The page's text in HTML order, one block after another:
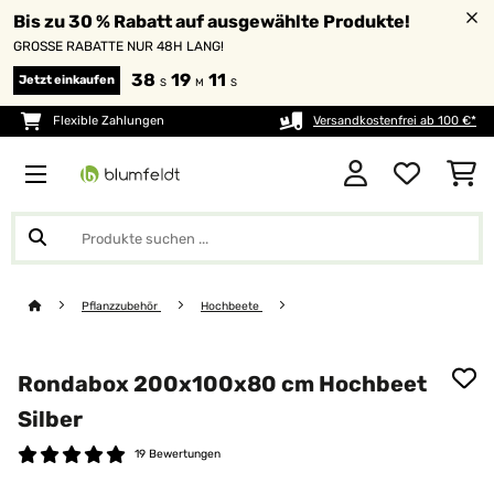
Bis zu 30 % Rabatt auf ausgewählte Produkte!
GROSSE RABATTE NUR 48H LANG!
Jetzt einkaufen 38 S 19 M 11 S
Flexible Zahlungen Versandkostenfrei ab 100 €*
Pflanzzubehör Hochbeete
Rondabox 200x100x80 cm Hochbeet
Silber
19 Bewertungen